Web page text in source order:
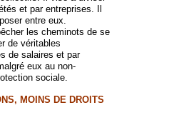
et par entreprises. Il
entre eux.
les cheminots de se
de véritables
de salaires et par
eux au non-
sociale.
MOINS DE DROITS